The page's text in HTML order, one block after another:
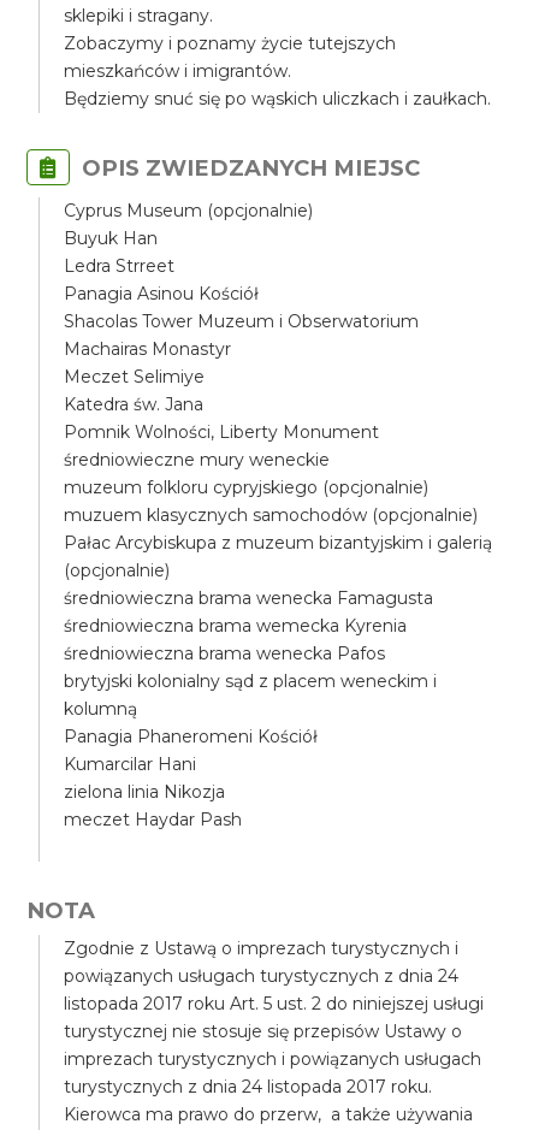
sklepiki i stragany.
Zobaczymy i poznamy życie tutejszych
mieszkańców i imigrantów.
Będziemy snuć się po wąskich uliczkach i zaułkach.
OPIS ZWIEDZANYCH MIEJSC
Cyprus Museum (opcjonalnie)
Buyuk Han
Ledra Strreet
Panagia Asinou Kościół
Shacolas Tower Muzeum i Obserwatorium
Machairas Monastyr
Meczet Selimiye
Katedra św. Jana
Pomnik Wolności, Liberty Monument
średniowieczne mury weneckie
muzeum folkloru cypryjskiego (opcjonalnie)
muzuem klasycznych samochodów (opcjonalnie)
Pałac Arcybiskupa z muzeum bizantyjskim i galerią
(opcjonalnie)
średniowieczna brama wenecka Famagusta
średniowieczna brama wemecka Kyrenia
średniowieczna brama wenecka Pafos
brytyjski kolonialny sąd z placem weneckim i
kolumną
Panagia Phaneromeni Kościół
Kumarcilar Hani
zielona linia Nikozja
meczet Haydar Pash
NOTA
Zgodnie z Ustawą o imprezach turystycznych i
powiązanych usługach turystycznych z dnia 24
listopada 2017 roku Art. 5 ust. 2 do niniejszej usługi
turystycznej nie stosuje się przepisów Ustawy o
imprezach turystycznych i powiązanych usługach
turystycznych z dnia 24 listopada 2017 roku.
Kierowca ma prawo do przerw, a także używania